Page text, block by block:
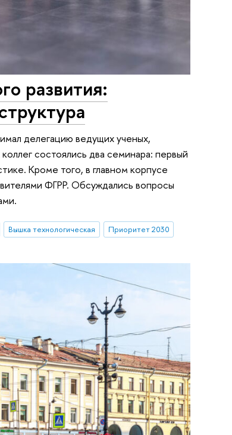
развития:
делегацию ведущих ученых,
состоялись два семинара: первый
Кроме того, в главном корпусе
ФГРР. Обсуждались вопросы
Вышка технологическая Приоритет 2030